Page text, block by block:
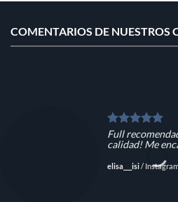
COMENTARIOS DE NUESTROS
Full
calidad! Me
elisa___isi/